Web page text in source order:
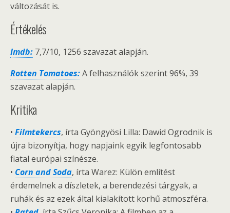
változását is.
Értékelés
Imdb: 7,7/10, 1256 szavazat alapján.
Rotten Tomatoes:A felhasználók szerint 96%, 39
szavazat alapján.
Kritika
• Filmtekercs, írta Gyöngyösi Lilla: Dawid Ogrodnik is
újra bizonyítja, hogy napjaink egyik legfontosabb
fiatal európai színésze.
• Corn and Soda, írta Warez: Külön említést
érdemelnek a díszletek, a berendezési tárgyak, a
ruhák és az ezek által kialakított korhű atmoszféra.